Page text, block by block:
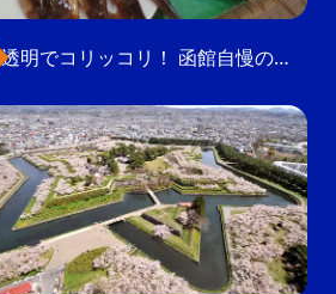
透明でコリッコリ！ 函館自慢のいかをどうぞ